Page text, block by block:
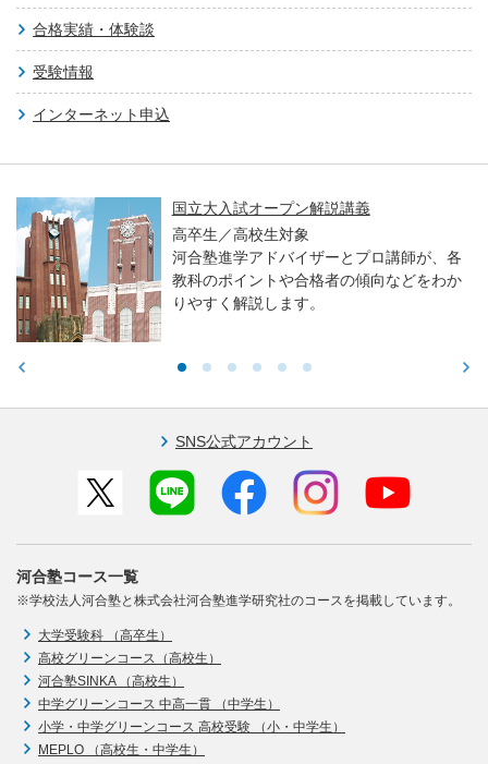
合格実績・体験談
受験情報
インターネット申込
国立大入試オープン解説講義
高卒生／高校生対象
河合塾進学アドバイザーとプロ講師が、各
教科のポイントや合格者の傾向などをわか
りやすく解説します。
SNS公式アカウント
河合塾コース一覧
※学校法人河合塾と株式会社河合塾進学研究社のコースを掲載しています。
大学受験科 （高卒生）
高校グリーンコース（高校生）
河合塾SINKA （高校生）
中学グリーンコース 中高一貫 （中学生）
小学・中学グリーンコース 高校受験 （小・中学生）
MEPLO （高校生・中学生）